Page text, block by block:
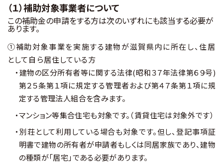
（１）補助対象事業者について
この補助金の申請をする方は次のいずれにも該当する必要が
あります。
①補助対象事業を実施する建物が滋賀県内に所在し、住居
として自ら居住している方
・建物の区分所有者等に関する法律(昭和３７年法律第６９号)
第２５条第１項に規定する管理者および第４７条第１項に規
定する管理法人組合を含みます。
・マンション等集合住宅も対象です。（賃貸住宅は対象外です）
・別荘として利用している場合も対象です。但し、登記事項証
明書で建物の所有者が申請者もしくは同居家族であり、建物
の種類が「居宅」である必要があります。